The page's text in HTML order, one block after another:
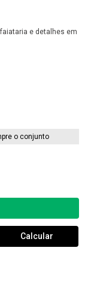
e detalhes em
o conjunto